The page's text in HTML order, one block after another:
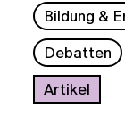
Bildung &
Debatten
Artikel